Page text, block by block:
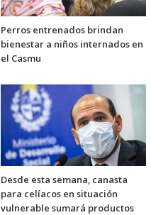
Perros entrenados brindan
bienestar a niños internados en
el Casmu
Desde esta semana, canasta
para celíacos en situación
vulnerable sumará productos